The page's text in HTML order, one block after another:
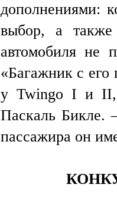
дополнениями:
выбор, а также
автомобиля не
«Багажник с
у Twingo I и II,
Паскаль Бикле.
пассажира он